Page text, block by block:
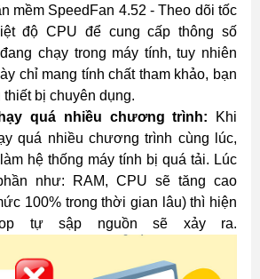
mềm SpeedFan 4.52 - Theo dõi tốc
độ CPU để cung cấp thông số
chạy trong máy tính, tuy nhiên
chỉ mang tính chất tham khảo, bạn
bị chuyên dụng.
quá nhiều chương trình: Khi
quá nhiều chương trình cùng lúc,
hệ thống máy tính bị quá tải. Lúc
như: RAM, CPU sẽ tăng cao
100% trong thời gian lâu) thì hiện
tự sập nguồn sẽ xảy ra.